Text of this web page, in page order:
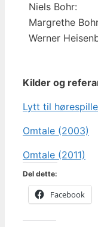
Niels Bohr:
Margrethe
Werner
Kilder og
Lytt til
Omtale (2003)
Omtale (2011)
Del dette:
Facebook